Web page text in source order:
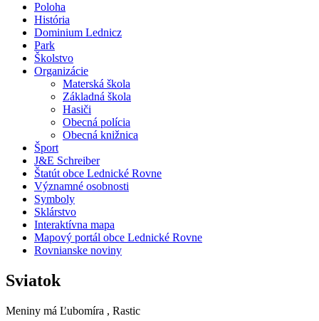
Poloha
História
Dominium Lednicz
Park
Školstvo
Organizácie
Materská škola
Základná škola
Hasiči
Obecná polícia
Obecná knižnica
Šport
J&E Schreiber
Štatút obce Lednické Rovne
Významné osobnosti
Symboly
Sklárstvo
Interaktívna mapa
Mapový portál obce Lednické Rovne
Rovnianske noviny
Sviatok
Meniny má Ľubomíra , Rastic